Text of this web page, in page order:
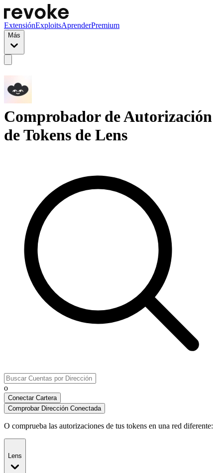
ExtensiónExploitsAprenderPremium
Más
Comprobador de Autorización
de Tokens de Lens
o
Conectar Cartera
Comprobar Dirección Conectada
O comprueba las autorizaciones de tus tokens en una red diferente:
Lens